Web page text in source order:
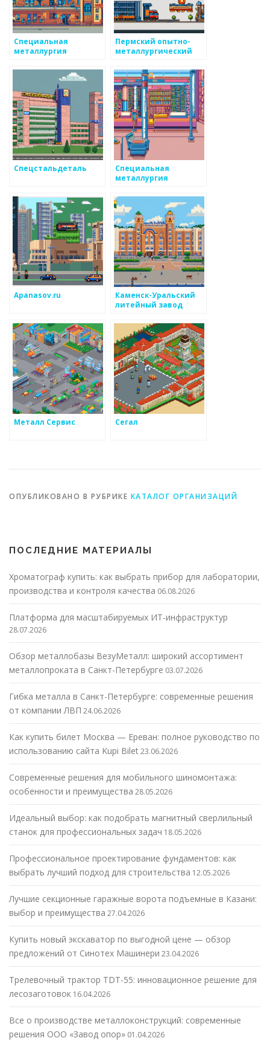
Специальная
металлургия
Пермский опытно-
металлургический
завод
Спецстальдеталь
Специальная
металлургия
Apanasov.ru
Каменск-Уральский
литейный завод
Металл Сервис Сегал
ОПУБЛИКОВАНО В РУБРИКЕ КАТАЛОГ ОРГАНИЗАЦИЙ
ПОСЛЕДНИЕ МАТЕРИАЛЫ
Хроматограф купить: как выбрать прибор для лаборатории,
производства и контроля качества 06.08.2026
Платформа для масштабируемых ИТ-инфраструктур
28.07.2026
Обзор металлобазы ВезуМеталл: широкий ассортимент
металлопроката в Санкт-Петербурге 03.07.2026
Гибка металла в Санкт-Петербурге: современные решения
от компании ЛВП 24.06.2026
Как купить билет Москва — Ереван: полное руководство по
использованию сайта Kupi Bilet23.06.2026
Современные решения для мобильного шиномонтажа:
особенности и преимущества 28.05.2026
Идеальный выбор: как подобрать магнитный сверлильный
станок для профессиональных задач 18.05.2026
Профессиональное проектирование фундаментов: как
выбрать лучший подход для строительства 12.05.2026
Лучшие секционные гаражные ворота подъемные в Казани:
выбор и преимущества 27.04.2026
Купить новый экскаватор по выгодной цене — обзор
предложений от Синотех Машинери 23.04.2026
Трелевочный трактор TDT-55: инновационное решение для
лесозаготовок 16.04.2026
Все о производстве металлоконструкций: современные
решения ООО «Завод опор» 01.04.2026